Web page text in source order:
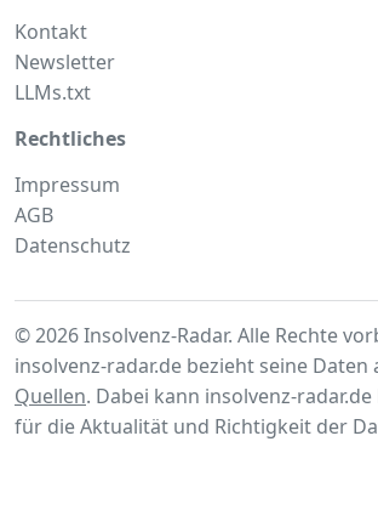
Kontakt
Newsletter
LLMs.txt
Rechtliches
Impressum
AGB
Datenschutz
© 2026 Insolvenz-Radar. Alle Rechte
insolvenz-radar.de bezieht seine Daten
Quellen. Dabei kann insolvenz-
für die Aktualität und Richtigkeit der